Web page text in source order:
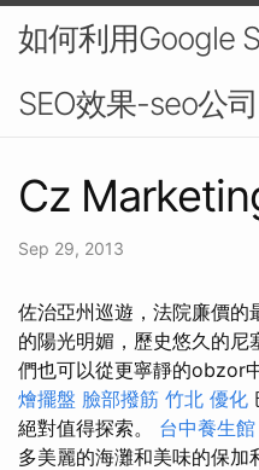
如何利用Google
SEO效果-seo公司
Cz
Sep 29, 2013
佐治亞州巡遊，法院廉價
的陽光明媚，歷史悠久的
們也可以從更寧靜的obzor
燴擺盤 臉部撥筋 竹北 優化
絕對值得探索。 台中養生館
多美麗的海灘和美味的保加